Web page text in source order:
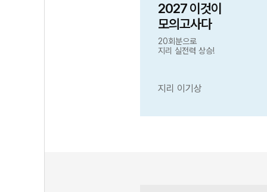
2027 이것이
모의고사다
20회분으로
지리 실전력 상승!
지리 이기상